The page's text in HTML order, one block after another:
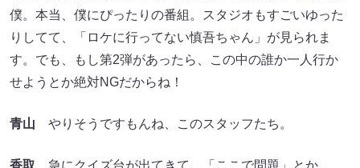
僕。本当、僕にぴったりの番組。スタジオもすごいゆった
りしてて、「ロケに行ってない慎吾ちゃん」が見られま
す。でも、もし第2弾があったら、この中の誰か一人行か
せようとか絶対NGだからね！
青山 やりそうですもんね、このスタッフたち。
香取 急にクイズ台が出てきて、「ここで問題」とか。